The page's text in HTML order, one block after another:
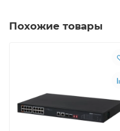
Похожие товары